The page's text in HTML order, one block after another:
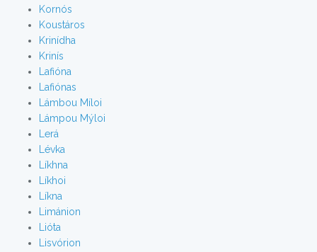
Kornós
Koustáros
Krinídha
Krinís
Lafióna
Lafiónas
Lámbou Míloi
Lámpou Mýloi
Lerá
Lévka
Líkhna
Líkhoi
Líkna
Limánion
Lióta
Lisvórion